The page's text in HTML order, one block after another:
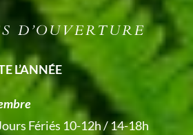
D’OUVERTURE
L’ANNÉE
Fériés 10-12h / 14-18h